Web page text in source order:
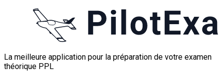
La meilleure application pour la préparation de votre examen
théorique PPL